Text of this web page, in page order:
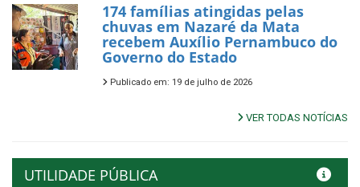
174 famílias atingidas pelas
chuvas em Nazaré da Mata
recebem Auxílio Pernambuco do
Governo do Estado
Publicado em: 19 de julho de 2026
VER TODAS NOTÍCIAS
UTILIDADE PÚBLICA